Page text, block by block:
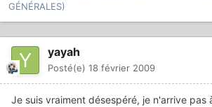
GÉNÉRALES)
yayah
Posté(e) 18 février 2009
Je suis vraiment désespéré, je n'arrive pas